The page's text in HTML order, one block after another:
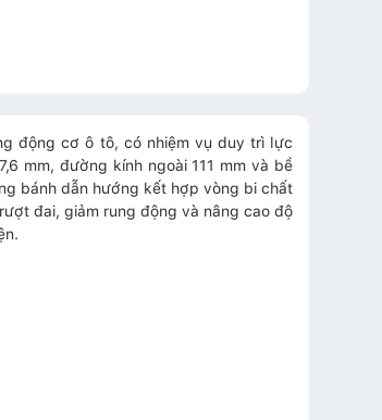
động cơ ô tô, có nhiệm vụ duy trì lực
mm, đường kính ngoài 111 mm và bề
bánh dẫn hướng kết hợp vòng bi chất
đai, giảm rung động và nâng cao độ